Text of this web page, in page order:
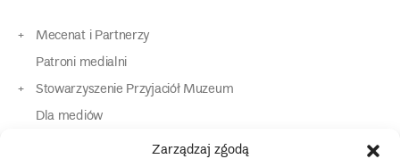
Zarządzaj zgodą
Mecenat i Partnerzy
Patroni medialni
Stowarzyszenie Przyjaciół Muzeum
Dla mediów
Dla osób o specjalnych potrzebach